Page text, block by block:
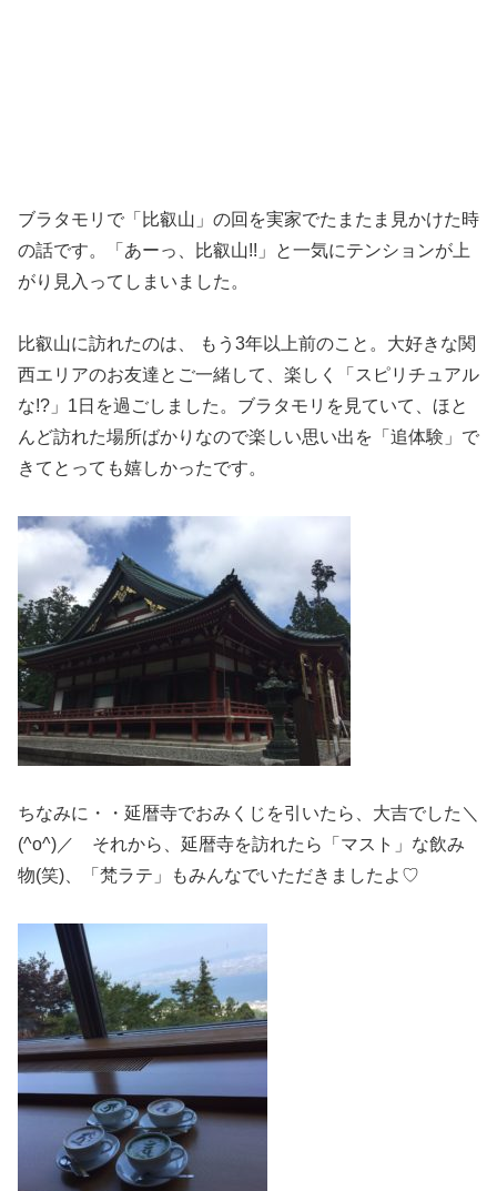
ブラタモリで「比叡山」の回を実家でたまたま見かけた時
の話です。「あーっ、比叡山!!」と一気にテンションが上
がり見入ってしまいました。
比叡山に訪れたのは、 もう3年以上前のこと。大好きな関
西エリアのお友達とご一緒して、楽しく「スピリチュアル
な!?」1日を過ごしました。ブラタモリを見ていて、ほと
んど訪れた場所ばかりなので楽しい思い出を「追体験」で
きてとっても嬉しかったです。
ちなみに・・延暦寺でおみくじを引いたら、大吉でした＼
(^o^)／ それから、延暦寺を訪れたら「マスト」な飲み
物(笑)、「梵ラテ」もみんなでいただきましたよ♡